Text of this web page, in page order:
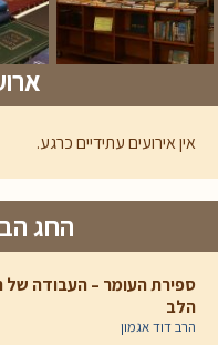
אין אירועים עתידיים כרגע.
החג
ספירת העומר – העבודה של
הלב
הרב דוד אגמון